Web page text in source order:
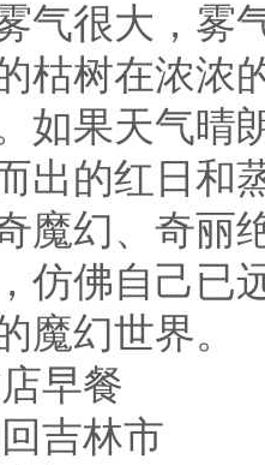
气很大，雾
枯树在浓浓
如果天气晴
出的红日和
魔幻、奇丽
仿佛自己已
魔幻世界。
早餐
吉林市